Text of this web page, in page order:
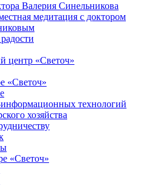
Валерия Синельникова
медитация с доктором
центр «Светоч»
«Светоч»
информационных технологий
хозяйства
«Светоч»